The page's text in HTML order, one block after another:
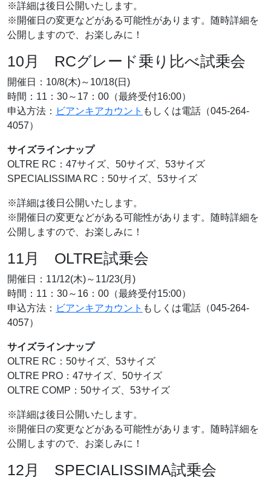
※詳細は後日公開いたします。
※開催日の変更などがある可能性があります。随時詳細を
公開しますので、お楽しみに！
10月 RCグレード乗り比べ試乗会
開催日：10/8(木)～10/18(日)
時間：11：30～17：00（最終受付16:00）
申込方法： ビアンキアカウント もしくは電話（045-264-
4057）
サイズラインナップ
OLTRE RC：47サイズ、50サイズ、53サイズ
SPECIALISSIMA RC：50サイズ、53サイズ
※詳細は後日公開いたします。
※開催日の変更などがある可能性があります。随時詳細を
公開しますので、お楽しみに！
11月 OLTRE試乗会
開催日：11/12(木)～11/23(月)
時間：11：30～16：00（最終受付15:00）
申込方法： ビアンキアカウント もしくは電話（045-264-
4057）
サイズラインナップ
OLTRE RC：50サイズ、53サイズ
OLTRE PRO：47サイズ、50サイズ
OLTRE COMP：50サイズ、53サイズ
※詳細は後日公開いたします。
※開催日の変更などがある可能性があります。随時詳細を
公開しますので、お楽しみに！
12月 SPECIALISSIMA試乗会